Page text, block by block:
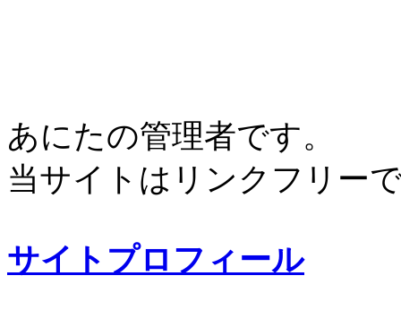
あにたの管理者です。
当サイトはリンクフリー
サイトプロフィール